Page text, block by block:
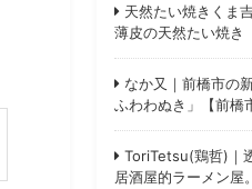
天然たい焼きくま
薄皮の天然たい焼き
なか又｜前橋市の
ふわわぬき」【前橋
ToriTetsu(鶏哲)｜
居酒屋的ラーメン屋